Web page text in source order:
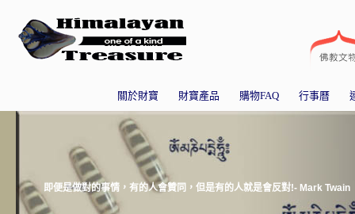
關於財寶 財寶產品 購物FAQ 行事曆
即便是做對的事情，有的人會贊同，但是有的人就是會反對!- Mark Twain